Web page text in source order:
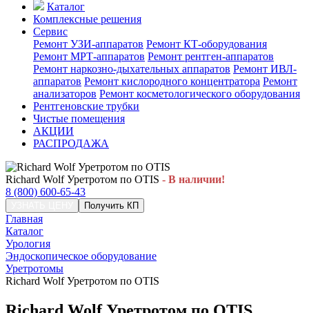
Каталог
Комплексные решения
Сервис
Ремонт УЗИ-аппаратов Ремонт КТ-оборудования
Ремонт МРТ-аппаратов Ремонт рентген-аппаратов
Ремонт наркозно-дыхательных аппаратов Ремонт ИВЛ-
аппаратов Ремонт кислородного концентратора Ремонт
анализаторов Ремонт косметологического оборудования
Рентгеновские трубки
Чистые помещения
АКЦИИ
РАСПРОДАЖА
Richard Wolf Уретротом по OTIS - В наличии!
8 (800) 600-65-43
Получить КП
Главная
Каталог
Урология
Эндоскопическое оборудование
Уретротомы
Richard Wolf Уретротом по OTIS